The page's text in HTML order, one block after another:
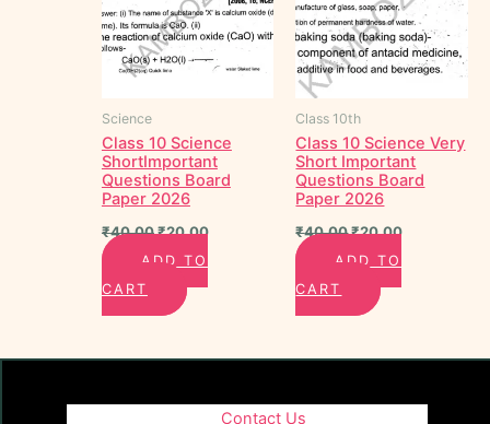
Science
Class 10 Science
ShortImportant
Questions Board
Paper 2026
₹40.00₹20.00
ADD TO
CART
Class 10th
Class 10 Science Very
Short Important
Questions Board
Paper 2026
₹40.00₹20.00
ADD TO
CART
Contact Us